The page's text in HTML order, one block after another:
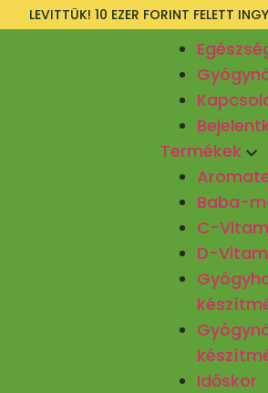
LEVITTÜK! 10 EZER FORINT FELETT
Termékek
Baba-
C-
D-
Időskor